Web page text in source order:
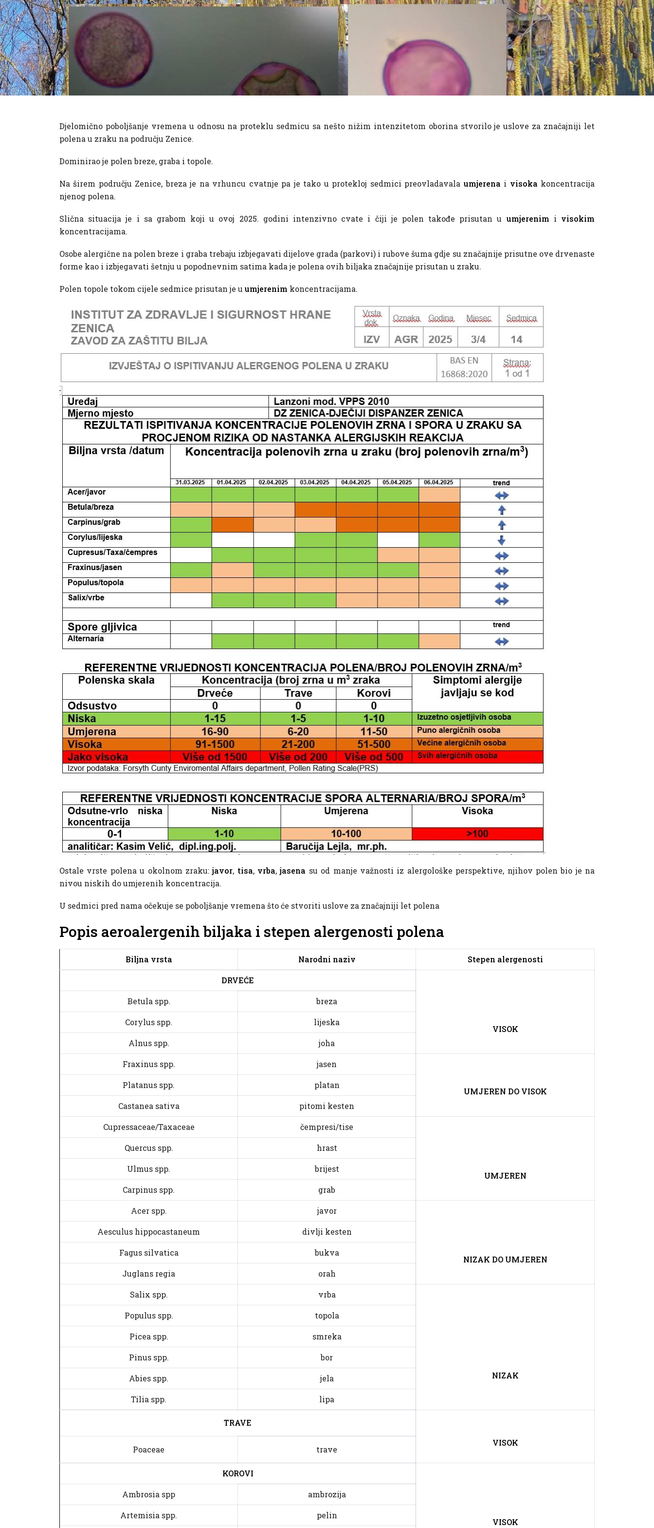
Djelomično poboljšanje vremena u odnosu na proteklu sedmicu sa nešto nižim intenzitetom oborina stvorilo je uslove za značajniji let
polena u zraku na području Zenice.
Dominirao je polen breze, graba i topole.
Na širem području Zenice, breza je na vrhuncu cvatnje pa je tako u protekloj sedmici preovladavala umjerena i visoka koncentracija
njenog polena.
Slična situacija je i sa grabom koji u ovoj 2025. godini intenzivno cvate i čiji je polen takođe prisutan u umjerenim i visokim
koncentracijama.
Osobe alergične na polen breze i graba trebaju izbjegavati dijelove grada (parkovi) i rubove šuma gdje su značajnije prisutne ove drvenaste
forme kao i izbjegavati šetnju u popodnevnim satima kada je polena ovih biljaka značajnije prisutan u zraku.
Polen topole tokom cijele sedmice prisutan je u umjerenim koncentracijama.
Ostale vrste polena u okolnom zraku:javor, tisa, vrba,jasena su od manje važnosti iz alergološke perspektive, njihov polen bio je na
nivou niskih do umjerenih koncentracija.
U sedmici pred nama očekuje se poboljšanje vremena što će stvoriti uslove za značajniji let polena
Popis aeroalergenih biljaka i stepen alergenosti polena
Biljna vrsta Narodni naziv Stepen alergenosti
DRVEĆE
VISOK
Betula spp. breza
Corylus spp. lijeska
Alnus spp. joha
Fraxinus spp. jasen
UMJEREN DO VISOK
Platanus spp. platan
Castanea sativa pitomi kesten
Cupressaceae/Taxaceae čempresi/tise
UMJEREN
Quercus spp. hrast
Ulmus spp. brijest
Carpinus spp. grab
Acer spp. javor
NIZAK DO UMJEREN
Aesculus hippocastaneum divlji kesten
Fagus silvatica bukva
Juglans regia orah
Salix spp. vrba
NIZAK
Populus spp. topola
Picea spp. smreka
Pinus spp. bor
Abies spp. jela
Tilia spp. lipa
TRAVE
VISOK
Poaceae trave
KOROVI
VISOK
Ambrosia spp ambrozija
Artemisia spp. pelin